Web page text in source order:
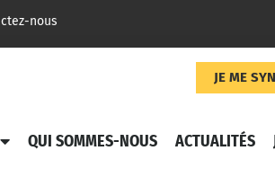
nous
JE ME
QUI SOMMES-NOUS ACTUALITÉS